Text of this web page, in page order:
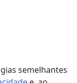
semelhantes